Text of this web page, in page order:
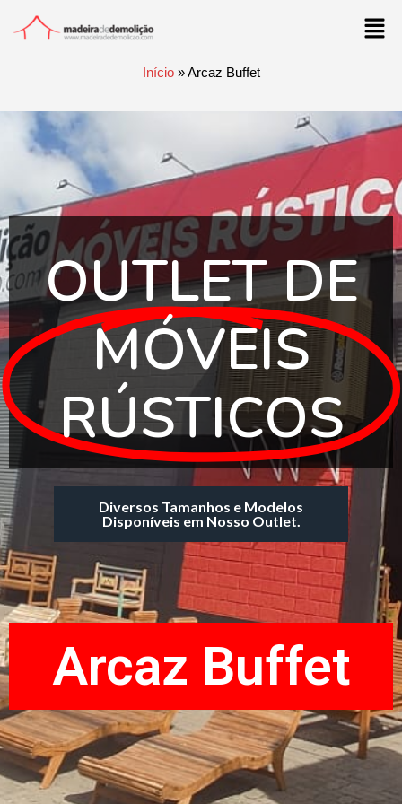
Início»Arcaz Buffet
OUTLET DE
MÓVEIS
RÚSTICOS
Diversos Tamanhos e Modelos
Disponíveis em Nosso Outlet.
Arcaz Buffet